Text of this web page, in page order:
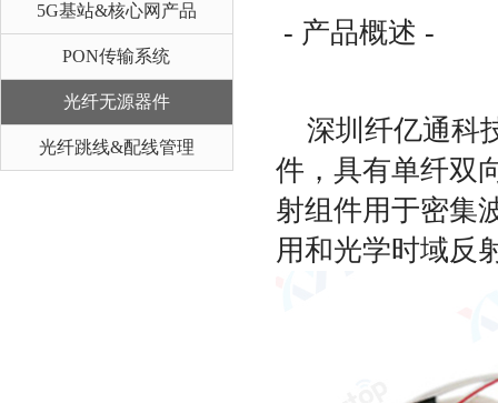
5G基站&核心网产品
PON传输系统
光纤无源器件
光纤跳线&配线管理
- 产品概述 -
深圳纤亿通科
件，具有单纤双
射组件用于密集
用和光学时域反